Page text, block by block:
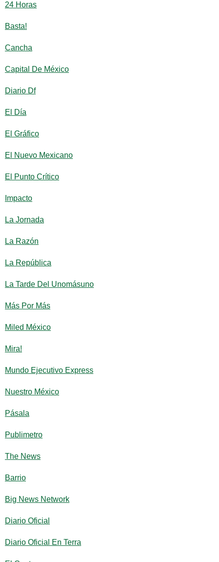
24 Horas
Basta!
Cancha
Capital De México
Diario Df
El Día
El Gráfico
El Nuevo Mexicano
El Punto Crítico
Impacto
La Jornada
La Razón
La República
La Tarde Del Unomásuno
Más Por Más
Miled México
Mira!
Mundo Ejecutivo Express
Nuestro México
Pásala
Publimetro
The News
Barrio
Big News Network
Diario Oficial
Diario Oficial En Terra